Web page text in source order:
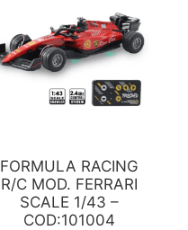
FORMULA RACING
R/C MOD. FERRARI
SCALE 1/43 –
COD:101004